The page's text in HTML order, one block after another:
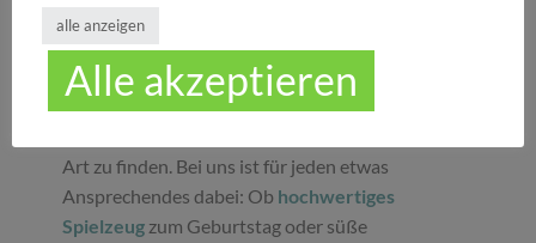
dass bei uns Groß und Klein etwas finden, was sie
glücklich macht. Jeder Tag ist ein guter Anlass, um
seinen Liebsten oder sich selbst eine Freude zu
machen. Unser umfassendes Sortiment gibt Ihnen
Art zu finden. Bei uns ist für jeden etwas
Ansprechendes dabei: Ob hochwertiges
Spielzeug zum Geburtstag oder süße
alle anzeigen
Alle akzeptieren